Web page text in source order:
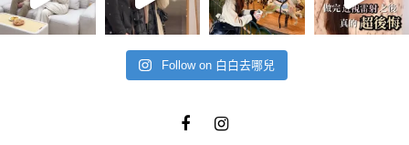
Follow on 白白去哪兒